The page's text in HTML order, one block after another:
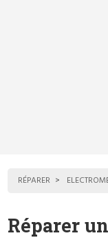
RÉPARER
Réparer